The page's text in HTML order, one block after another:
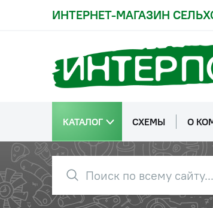
ИНТЕРНЕТ-МАГАЗИН
КАТАЛОГ СХЕМЫ О